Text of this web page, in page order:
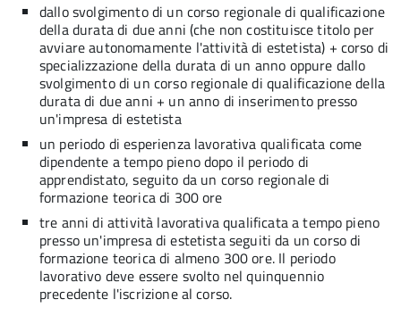
dallo svolgimento di un corso regionale di qualificazione
della durata di due anni (che non costituisce titolo per
avviare autonomamente l'attività di estetista) + corso di
specializzazione della durata di un anno oppure dallo
svolgimento di un corso regionale di qualificazione della
durata di due anni + un anno di inserimento presso
un'impresa di estetista
un periodo di esperienza lavorativa qualificata come
dipendente a tempo pieno dopo il periodo di
apprendistato, seguito da un corso regionale di
formazione teorica di 300 ore
tre anni di attività lavorativa qualificata a tempo pieno
presso un'impresa di estetista seguiti da un corso di
formazione teorica di almeno 300 ore. Il periodo
lavorativo deve essere svolto nel quinquennio
precedente l'iscrizione al corso.